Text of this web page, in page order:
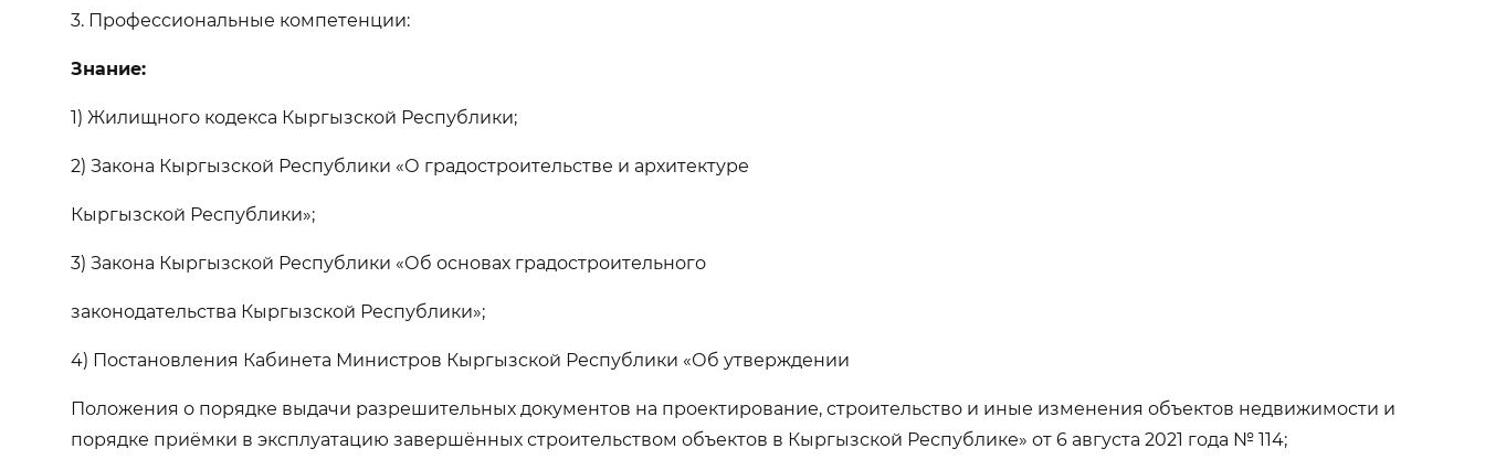
3. Профессиональные компетенции:
Знание:
1) Жилищного кодекса Кыргызской Республики;
2) Закона Кыргызской Республики «О градостроительстве и архитектуре
Кыргызской Республики»;
3) Закона Кыргызской Республики «Об основах градостроительного
законодательства Кыргызской Республики»;
4) Постановления Кабинета Министров Кыргызской Республики «Об утверждении
Положения о порядке выдачи разрешительных документов на проектирование, строительство и иные изменения объектов недвижимости и
порядке приёмки в эксплуатацию завершённых строительством объектов в Кыргызской Республике» от 6 августа 2021 года № 114;